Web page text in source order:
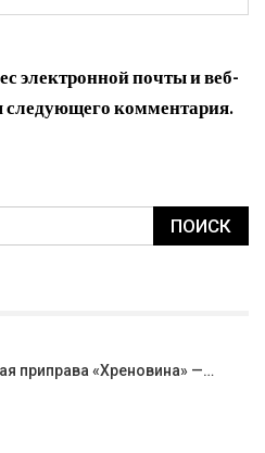
электронной почты и веб-
следующего комментария.
приправа «Хреновина» —…